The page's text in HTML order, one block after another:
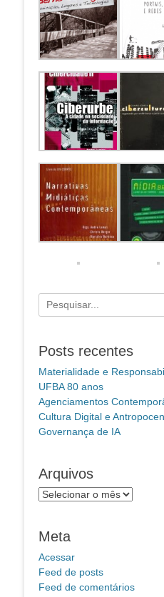
Pesquisar
por:
Posts recentes
Materialidade e
UFBA 80 anos
Agenciamentos
Cultura Digital e
Governança de IA
Arquivos
Arquivos
Meta
Acessar
Feed de posts
Feed de comentários